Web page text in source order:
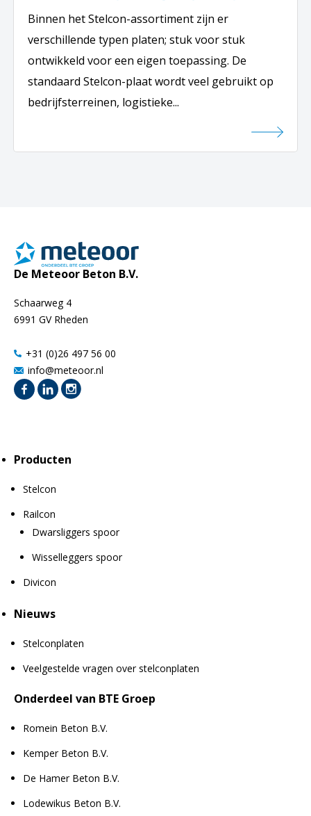
Binnen het Stelcon-assortiment zijn er
verschillende typen platen; stuk voor stuk
ontwikkeld voor een eigen toepassing. De
standaard Stelcon-plaat wordt veel gebruikt op
bedrijfsterreinen, logistieke...
De Meteoor Beton B.V.
Schaarweg 4
6991 GV Rheden
+31 (0)26 497 56 00
info@meteoor.nl
Producten
Stelcon
Railcon
Dwarsliggers spoor
Wisselleggers spoor
Divicon
Nieuws
Stelconplaten
Veelgestelde vragen over stelconplaten
Onderdeel van BTE Groep
Romein Beton B.V.
Kemper Beton B.V.
De Hamer Beton B.V.
Lodewikus Beton B.V.